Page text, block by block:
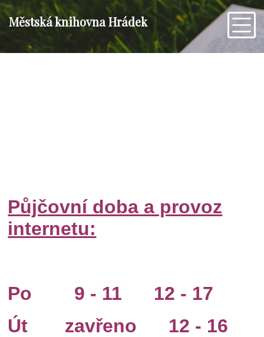
Městská knihovna Hrádek
Půjčovní doba a provoz
internetu:
Po 9 - 11 12 - 17
Út zavřeno 12 - 16